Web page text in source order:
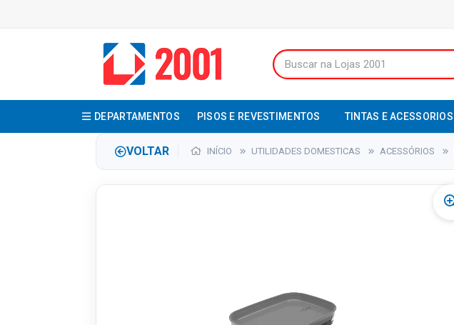
DEPARTAMENTOS PISOS E REVESTIMENTOS TINTAS E ACESSORIOS
VOLTAR INÍCIO UTILIDADES DOMESTICAS ACESSÓRIOS